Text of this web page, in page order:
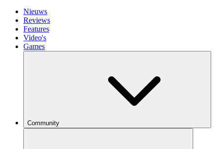
Nieuws
Reviews
Features
Video's
Games
Community